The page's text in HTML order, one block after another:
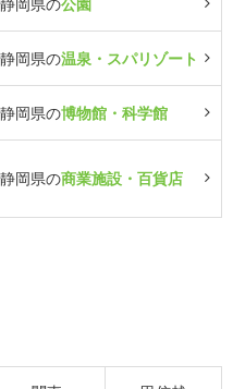
静岡県の温泉・スパリゾート
静岡県の博物館・科学館
静岡県の商業施設・百貨店